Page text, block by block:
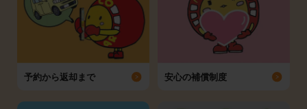
予約から返却まで 安心の補償制度